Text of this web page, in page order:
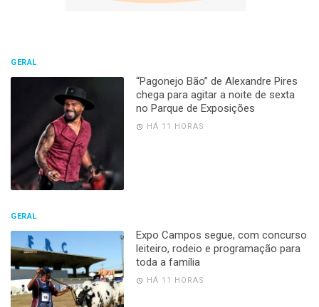
GERAL
“Pagonejo Bão” de Alexandre Pires
chega para agitar a noite de sexta
no Parque de Exposições
HÁ 11 HORAS
GERAL
Expo Campos segue, com concurso
leiteiro, rodeio e programação para
toda a família
HÁ 11 HORAS